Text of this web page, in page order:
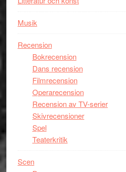
Musik
Recension
Bokrecension
Dans recension
Filmrecension
Operarecension
Recension av TV-serier
Skivrecensioner
Spel
Teaterkritik
Scen